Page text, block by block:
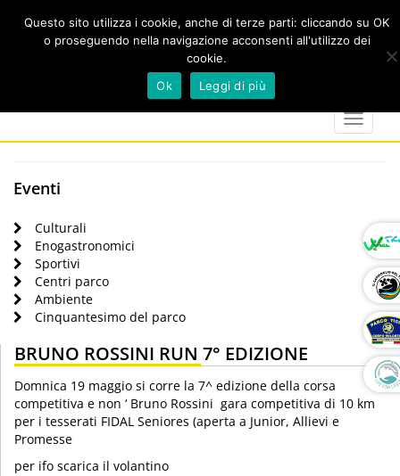
marker
calendar
Toggle
Eventi
Culturali
Enogastronomici
Sportivi
Centri parco
Ambiente
Cinquantesimo del parco
BRUNO ROSSINI RUN 7° EDIZIONE
Domnica 19 maggio si corre la 7^ edizione della corsa
competitiva e non ‘ Bruno Rossini gara competitiva di 10 km
per i tesserati FIDAL Seniores (aperta a Junior, Allievi e
Promesse
per ifo scarica il volantino
Questo sito utilizza i cookie, anche di terze parti: cliccando su OK
o proseguendo nella navigazione acconsenti all'utilizzo dei
cookie.
Ok
Leggi di più